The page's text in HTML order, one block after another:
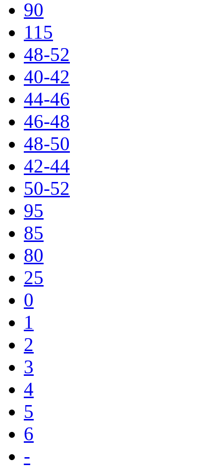
90
115
48-52
40-42
44-46
46-48
48-50
42-44
50-52
95
85
80
25
0
1
2
3
4
5
6
-